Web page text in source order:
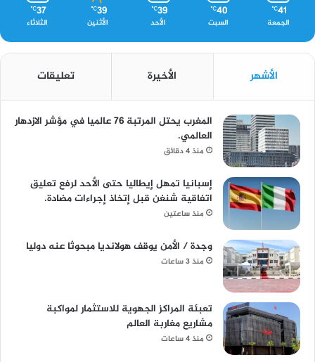
41
℃
الجمعة
40
℃
السبت
39
℃
الأحد
39
℃
الأثنين
37
℃
الثلاثاء
الأشهر الأخيرة تعليقات
المغرب يحتل المرتبة 76 عالميا في مؤشر الازدهار
العالمي.
منذ 4 دقائق
إسبانيا تمهل إيطاليا حتى الأحد لرفع تعليق
اتفاقية شنغن قبل إتخاذ إجراءات مضادة.
منذ ساعتين
وجدة / الأمن يوقف هولانديا مبحوثا عنه دوليا
منذ 3 ساعات
تعبئة المراكز الجهوية للاستثمار لمواكبة
مشاريع مغاربة العالم
منذ 4 ساعات